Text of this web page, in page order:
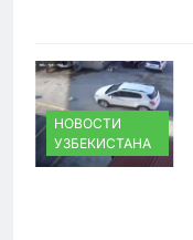
НОВОСТИ
УЗБЕКИСТАНА